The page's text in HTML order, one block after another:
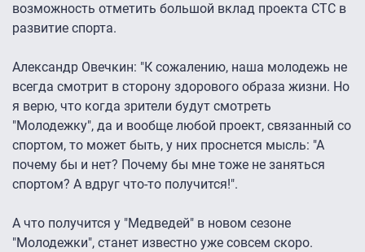
возможность отметить большой вклад проекта СТС в
развитие спорта.
Александр Овечкин: "К сожалению, наша молодежь не
всегда смотрит в сторону здорового образа жизни. Но
я верю, что когда зрители будут смотреть
"Молодежку", да и вообще любой проект, связанный со
спортом, то может быть, у них проснется мысль: "А
почему бы и нет? Почему бы мне тоже не заняться
спортом? А вдруг что-то получится!".
А что получится у "Медведей" в новом сезоне
"Молодежки", станет известно уже совсем скоро.